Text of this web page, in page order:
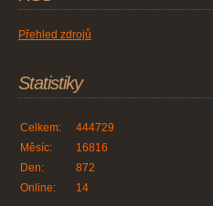
Přehled zdrojů
Statistiky
Online: 14
Celkem:
444729
Měsíc:
16816
Den:
872